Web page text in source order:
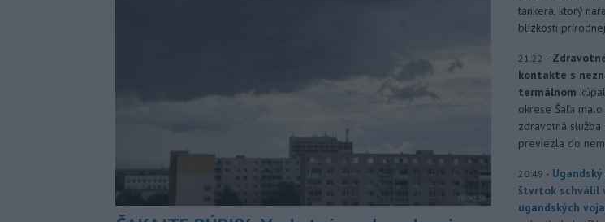
tankera, ktorý
blízkosti
21:22 -
kontakte s
termálnom
okrese Šaľa
zdravotná služba
previezla do
20:49 -
štvrtok schválil
ugandských